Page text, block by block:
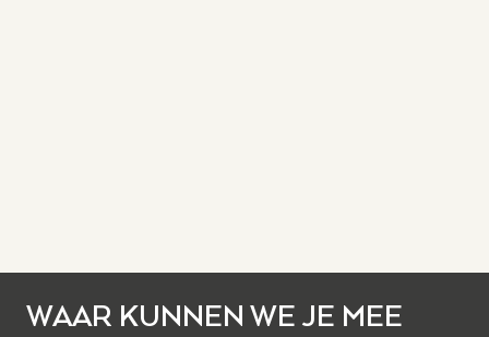
WAAR KUNNEN WE JE MEE